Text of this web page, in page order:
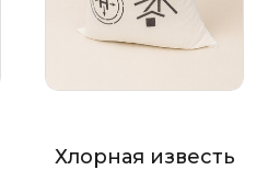
Хлорная известь